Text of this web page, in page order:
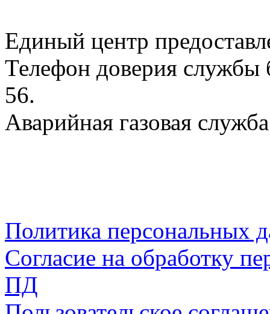
Единый центр
Телефон доверия службы
56.
Аварийная газовая
Политика персональных
Согласие на обработку
ПД